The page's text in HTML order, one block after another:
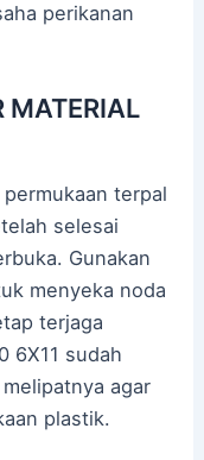
perikanan
MATERIAL
terpal
selesai
Gunakan
menyeka noda
terjaga
6X11 sudah
agar
plastik.